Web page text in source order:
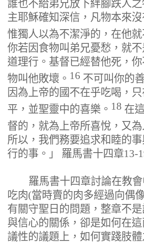
誰也不給弟兄放下絆腳跌人之
主耶穌確知深信，凡物本來沒
惟獨人以為不潔淨的，在他就
你若因食物叫弟兄憂愁，就
道理行。基督已經替他死，
物叫他敗壞。 16 不可叫你的
因為上帝的國不在乎吃喝，
平，並聖靈中的喜樂。 18 在
督的，就為上帝所喜悅，又為
所以，我們務要追求和睦的
行的事。 」 羅馬書十四章13-
羅馬書十四章討論在教
吃肉(當時賣的肉多經過向偶
有關守聖日的問題，整章不
與信心的關係，卻是如何在
議性的議題上，如何實踐肢體